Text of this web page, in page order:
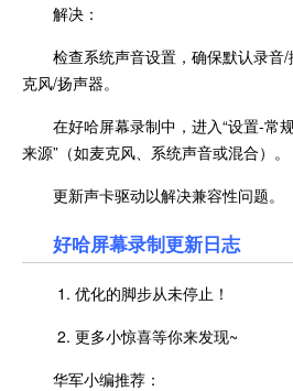
解决：
检查系统声音设置，确保默认录音
克风/扬声器。
在好哈屏幕录制中，进入“设置-常
来源”（如麦克风、系统声音或混合）。
更新声卡驱动以解决兼容性问题。
好哈屏幕录制更新日志
1. 优化的脚步从未停止！
2. 更多小惊喜等你来发现~
华军小编推荐：